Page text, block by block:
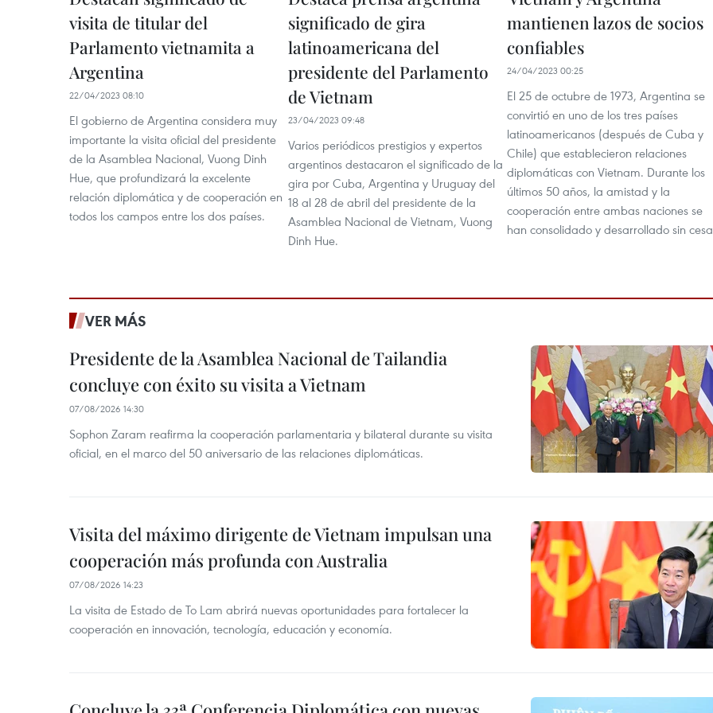
visita de titular del
Parlamento vietnamita a
Argentina
22/04/2023 08:10
El gobierno de Argentina considera muy
importante la visita oficial del presidente
de la Asamblea Nacional, Vuong Dinh
Hue, que profundizará la excelente
relación diplomática y de cooperación en
todos los campos entre los dos países.
significado de gira
latinoamericana del
presidente del Parlamento
de Vietnam
23/04/2023 09:48
Varios periódicos prestigios y expertos
argentinos destacaron el significado de la
gira por Cuba, Argentina y Uruguay del
18 al 28 de abril del presidente de la
Asamblea Nacional de Vietnam, Vuong
Dinh Hue.
mantienen lazos de socios
confiables
24/04/2023 00:25
El 25 de octubre de 1973, Argentina se
convirtió en uno de los tres países
latinoamericanos (después de Cuba y
Chile) que establecieron relaciones
diplomáticas con Vietnam. Durante los
últimos 50 años, la amistad y la
cooperación entre ambas naciones se
han consolidado y desarrollado sin
VER MÁS
Presidente de la Asamblea Nacional de Tailandia
concluye con éxito su visita a Vietnam
07/08/2026 14:30
Sophon Zaram reafirma la cooperación parlamentaria y bilateral durante su visita
oficial, en el marco del 50 aniversario de las relaciones diplomáticas.
Visita del máximo dirigente de Vietnam impulsan una
cooperación más profunda con Australia
07/08/2026 14:23
La visita de Estado de To Lam abrirá nuevas oportunidades para fortalecer la
cooperación en innovación, tecnología, educación y economía.